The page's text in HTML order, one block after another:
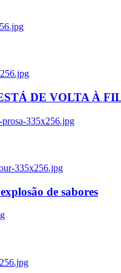
DE VOLTA À
335x256.jpg
335x256.jpg
de sabores